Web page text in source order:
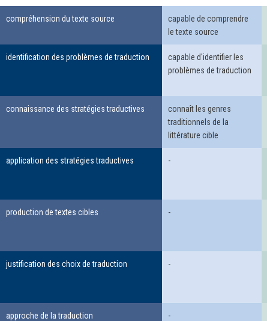
compréhension du texte source
capable de comprendre
le texte source
identification des problèmes de traduction
capable d'identifier les
problèmes de traduction
connaissance des stratégies traductives
connaît les genres
traditionnels de la
littérature cible
application des stratégies traductives -
production de textes cibles -
justification des choix de traduction -
approche de la traduction -